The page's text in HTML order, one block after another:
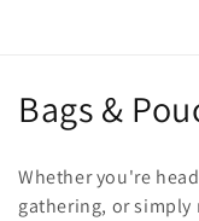
Collection:
Bags &
Whether you're
gathering, or simply